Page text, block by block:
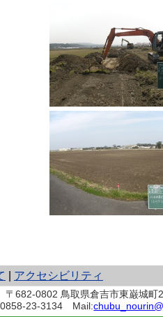
アクセシビリティ
682-0802 鳥取県倉吉市東巌城町2
23-3134 Mail: